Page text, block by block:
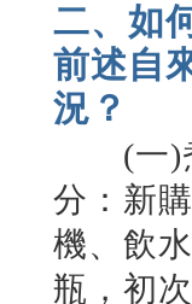
二、如
前述自
況？
(一)
分：新
機、飲
瓶，初